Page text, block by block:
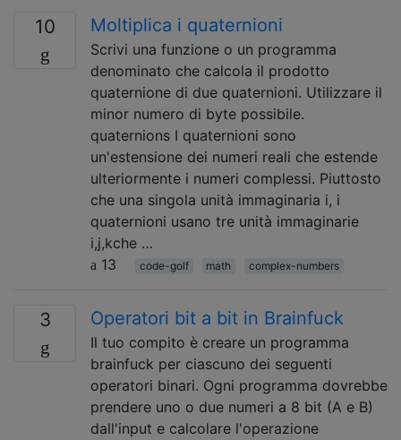
10 Moltiplica i quaternioni
Scrivi una funzione o un programma
denominato che calcola il prodotto
quaternione di due quaternioni. Utilizzare il
minor numero di byte possibile.
quaternions I quaternioni sono
un'estensione dei numeri reali che estende
ulteriormente i numeri complessi. Piuttosto
che una singola unità immaginaria i, i
quaternioni usano tre unità immaginarie
i,j,kche …
13
code-golf math complex-numbers
3 Operatori bit a bit in Brainfuck
Il tuo compito è creare un programma
brainfuck per ciascuno dei seguenti
operatori binari. Ogni programma dovrebbe
prendere uno o due numeri a 8 bit (A e B)
dall'input e calcolare l'operazione